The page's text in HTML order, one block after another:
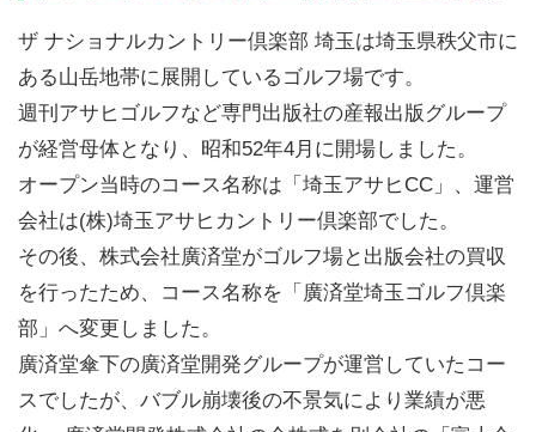
ザ ナショナルカントリー倶楽部 埼玉は埼玉県秩父市に
ある山岳地帯に展開しているゴルフ場です。
週刊アサヒゴルフなど専門出版社の産報出版グループ
が経営母体となり、昭和52年4月に開場しました。
オープン当時のコース名称は「埼玉アサヒCC」、運営
会社は(株)埼玉アサヒカントリー倶楽部でした。
その後、株式会社廣済堂がゴルフ場と出版会社の買収
を行ったため、コース名称を「廣済堂埼玉ゴルフ倶楽
部」へ変更しました。
廣済堂傘下の廣済堂開発グループが運営していたコー
スでしたが、バブル崩壊後の不景気により業績が悪